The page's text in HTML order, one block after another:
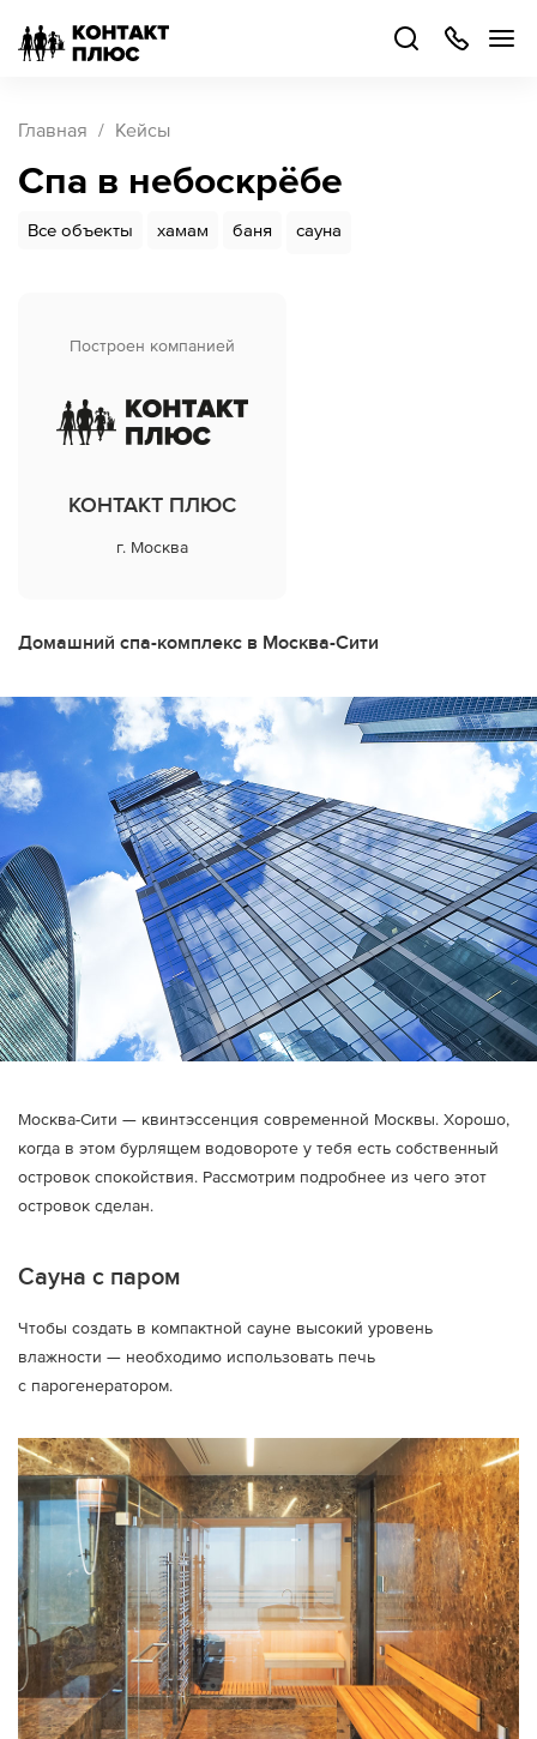
Главная Кейсы
Спа в небоскрёбе
Домашний спа-комплекс в Москва-Сити
Москва-Сити — квинтэссенция современной Москвы. Хорошо,
когда в этом бурлящем водовороте у тебя есть собственный
островок спокойствия. Рассмотрим подробнее из чего этот
островок сделан.
Сауна с паром
Чтобы создать в компактной сауне высокий уровень
влажности — необходимо использовать печь
с парогенератором.
Все объекты хамам баня сауна
Построен компанией
КОНТАКТ ПЛЮС
г. Москва
499
504-
товаров
Стать
партнером
О компании
Как купить
Поддержка
Контакты